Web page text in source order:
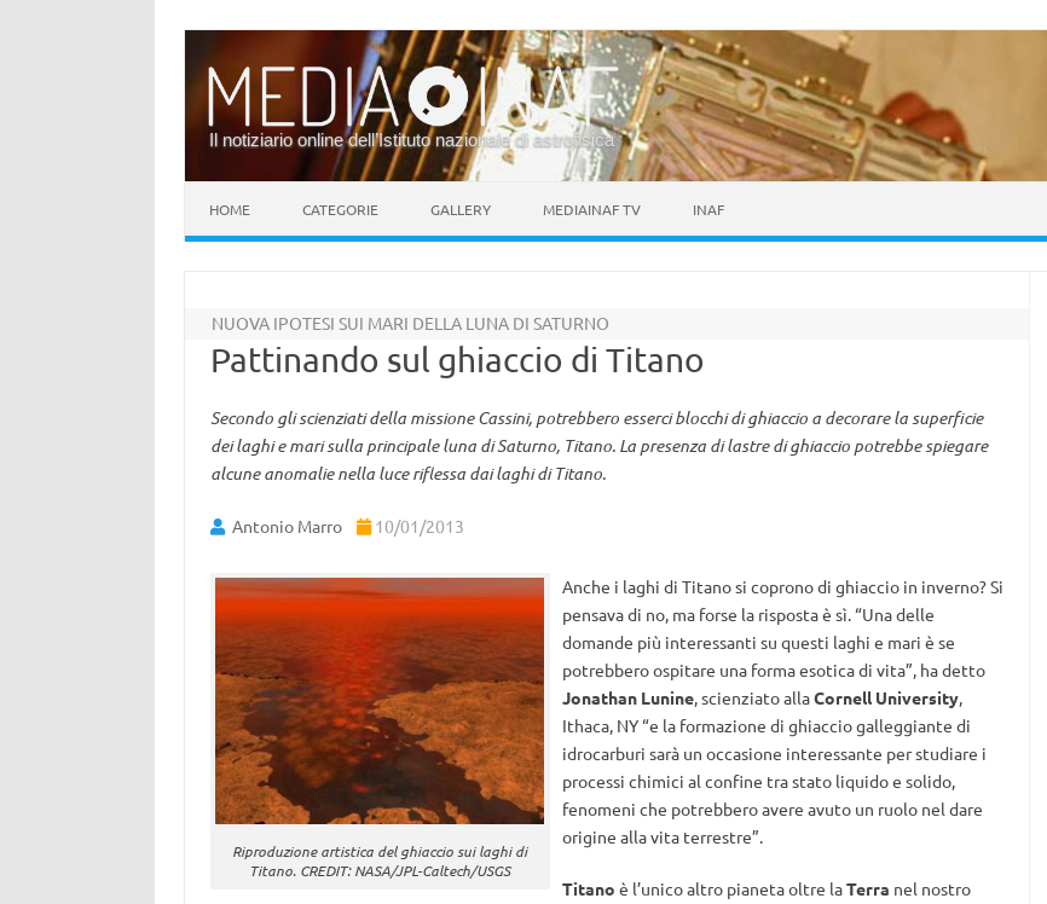
Il notiziario online dell’Istituto nazionale di astrofisica
HOME CATEGORIE GALLERY MEDIAINAF TV INAF
NUOVA IPOTESI SUI MARI DELLA LUNA DI SATURNO
Pattinando sul ghiaccio di Titano
Secondo gli scienziati della missione Cassini, potrebbero esserci blocchi di ghiaccio a decorare la superficie
dei laghi e mari sulla principale luna di Saturno, Titano. La presenza di lastre di ghiaccio potrebbe spiegare
alcune anomalie nella luce riflessa dai laghi di Titano.
Antonio Marro 10/01/2013
Riproduzione artistica del ghiaccio sui laghi di
Titano. CREDIT: NASA/JPL-Caltech/USGS
Anche i laghi di Titano si coprono di ghiaccio in inverno? Si
pensava di no, ma forse la risposta è sì. “Una delle
domande più interessanti su questi laghi e mari è se
potrebbero ospitare una forma esotica di vita”, ha detto
Jonathan Lunine, scienziato allaCornell University,
Ithaca, NY “e la formazione di ghiaccio galleggiante di
idrocarburi sarà un occasione interessante per studiare i
processi chimici al confine tra stato liquido e solido,
fenomeni che potrebbero avere avuto un ruolo nel dare
origine alla vita terrestre”.
Titano è l’unico altro pianeta oltre laTerra nel nostro